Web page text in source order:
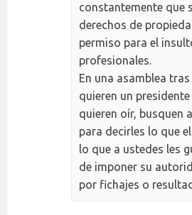
constantemente que
derechos de
permiso para el
profesionales.
En una asamblea
quieren un
quieren oír, busquen
para decirles lo que
lo que a ustedes les
de imponer su
por fichajes o